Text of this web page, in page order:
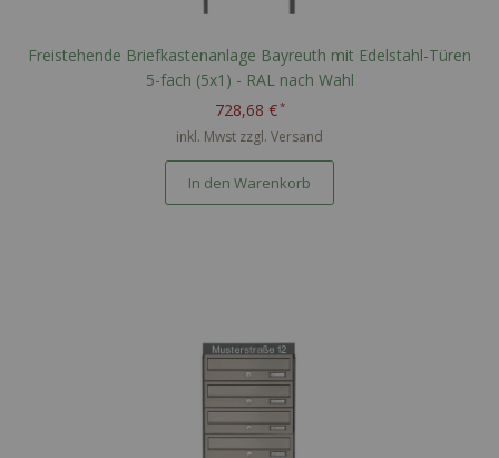
Freistehende Briefkastenanlage Bayreuth mit Edelstahl-Türen
5-fach (5x1) - RAL nach Wahl
728,68 €
inkl. Mwst zzgl. Versand
In den Warenkorb